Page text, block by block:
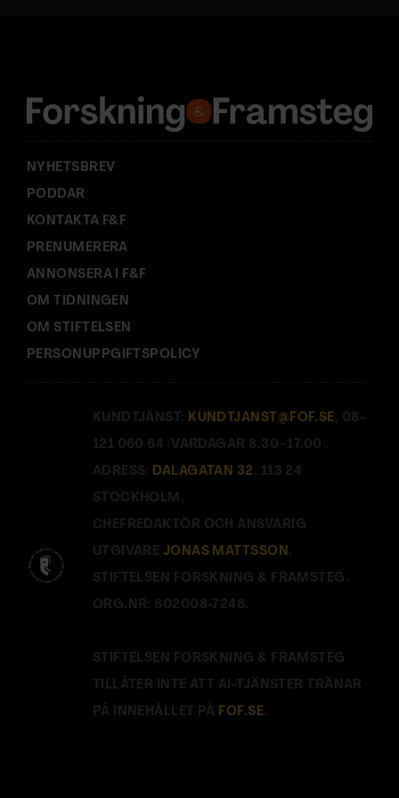
s
:
NYHETSBREV
PODDAR
KONTAKTA F&F
PRENUMERERA
ANNONSERA I F&F
OM TIDNINGEN
OM STIFTELSEN
PERSONUPPGIFTSPOLICY
KUNDTJÄNST: KUNDTJANST@FOF.SE , 08-
121 060 64 (VARDAGAR 8.30–17.00).
ADRESS: DALAGATAN 32 , 113 24
STOCKHOLM.
CHEFREDAKTÖR OCH ANSVARIG
UTGIVARE JONAS MATTSSON.
STIFTELSEN FORSKNING & FRAMSTEG.
ORG.NR: 802008-7246.
STIFTELSEN FORSKNING & FRAMSTEG
TILLÅTER INTE ATT AI-TJÄNSTER TRÄNAR
PÅ INNEHÅLLET PÅ FOF.SE.